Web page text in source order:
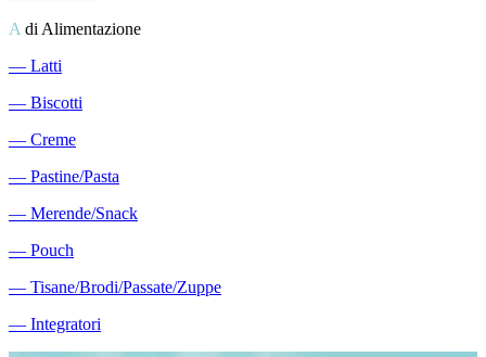
A di Alimentazione
― Latti
― Biscotti
― Creme
― Pastine/Pasta
― Merende/Snack
― Pouch
― Tisane/Brodi/Passate/Zuppe
― Integratori